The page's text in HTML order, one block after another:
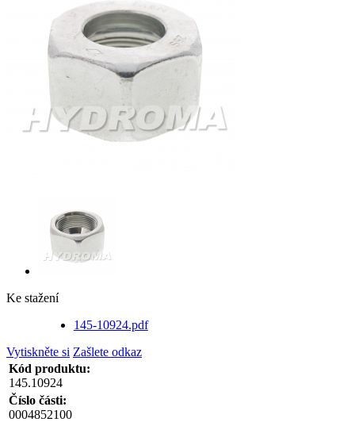
Ke stažení
145-10924.pdf
Vytiskněte si Zašlete odkaz
Kód produktu:
145.10924
Číslo části:
0004852100